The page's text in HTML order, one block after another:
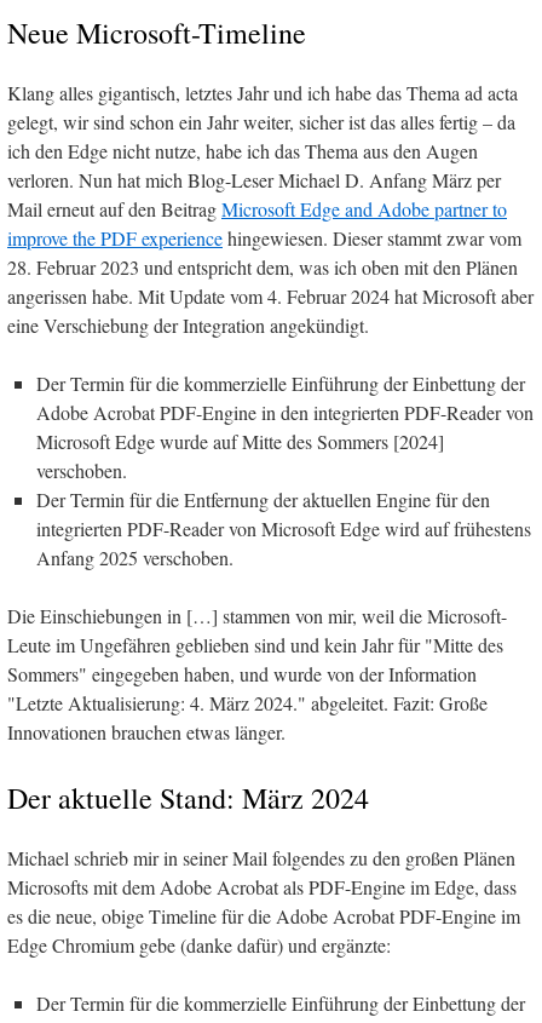
Neue Microsoft-Timeline
Klang alles gigantisch, letztes Jahr und ich habe das Thema ad acta
gelegt, wir sind schon ein Jahr weiter, sicher ist das alles fertig – da
ich den Edge nicht nutze, habe ich das Thema aus den Augen
verloren. Nun hat mich Blog-Leser Michael D. Anfang März per
Mail erneut auf den BeitragMicrosoft Edge and Adobe partner to
improve the PDF experiencehingewiesen. Dieser stammt zwar vom
28. Februar 2023 und entspricht dem, was ich oben mit den Plänen
angerissen habe. Mit Update vom 4. Februar 2024 hat Microsoft aber
eine Verschiebung der Integration angekündigt.
Der Termin für die kommerzielle Einführung der Einbettung der
Adobe Acrobat PDF-Engine in den integrierten PDF-Reader von
Microsoft Edge wurde auf Mitte des Sommers [2024]
verschoben.
Der Termin für die Entfernung der aktuellen Engine für den
integrierten PDF-Reader von Microsoft Edge wird auf frühestens
Anfang 2025 verschoben.
Die Einschiebungen in […] stammen von mir, weil die Microsoft-
Leute im Ungefähren geblieben sind und kein Jahr für "Mitte des
Sommers" eingegeben haben, und wurde von der Information
"Letzte Aktualisierung: 4. März 2024." abgeleitet. Fazit: Große
Innovationen brauchen etwas länger.
Der aktuelle Stand: März 2024
Michael schrieb mir in seiner Mail folgendes zu den großen Plänen
Microsofts mit dem Adobe Acrobat als PDF-Engine im Edge, dass
es die neue, obige Timeline für die Adobe Acrobat PDF-Engine im
Edge Chromium gebe (danke dafür) und ergänzte:
Der Termin für die kommerzielle Einführung der Einbettung der